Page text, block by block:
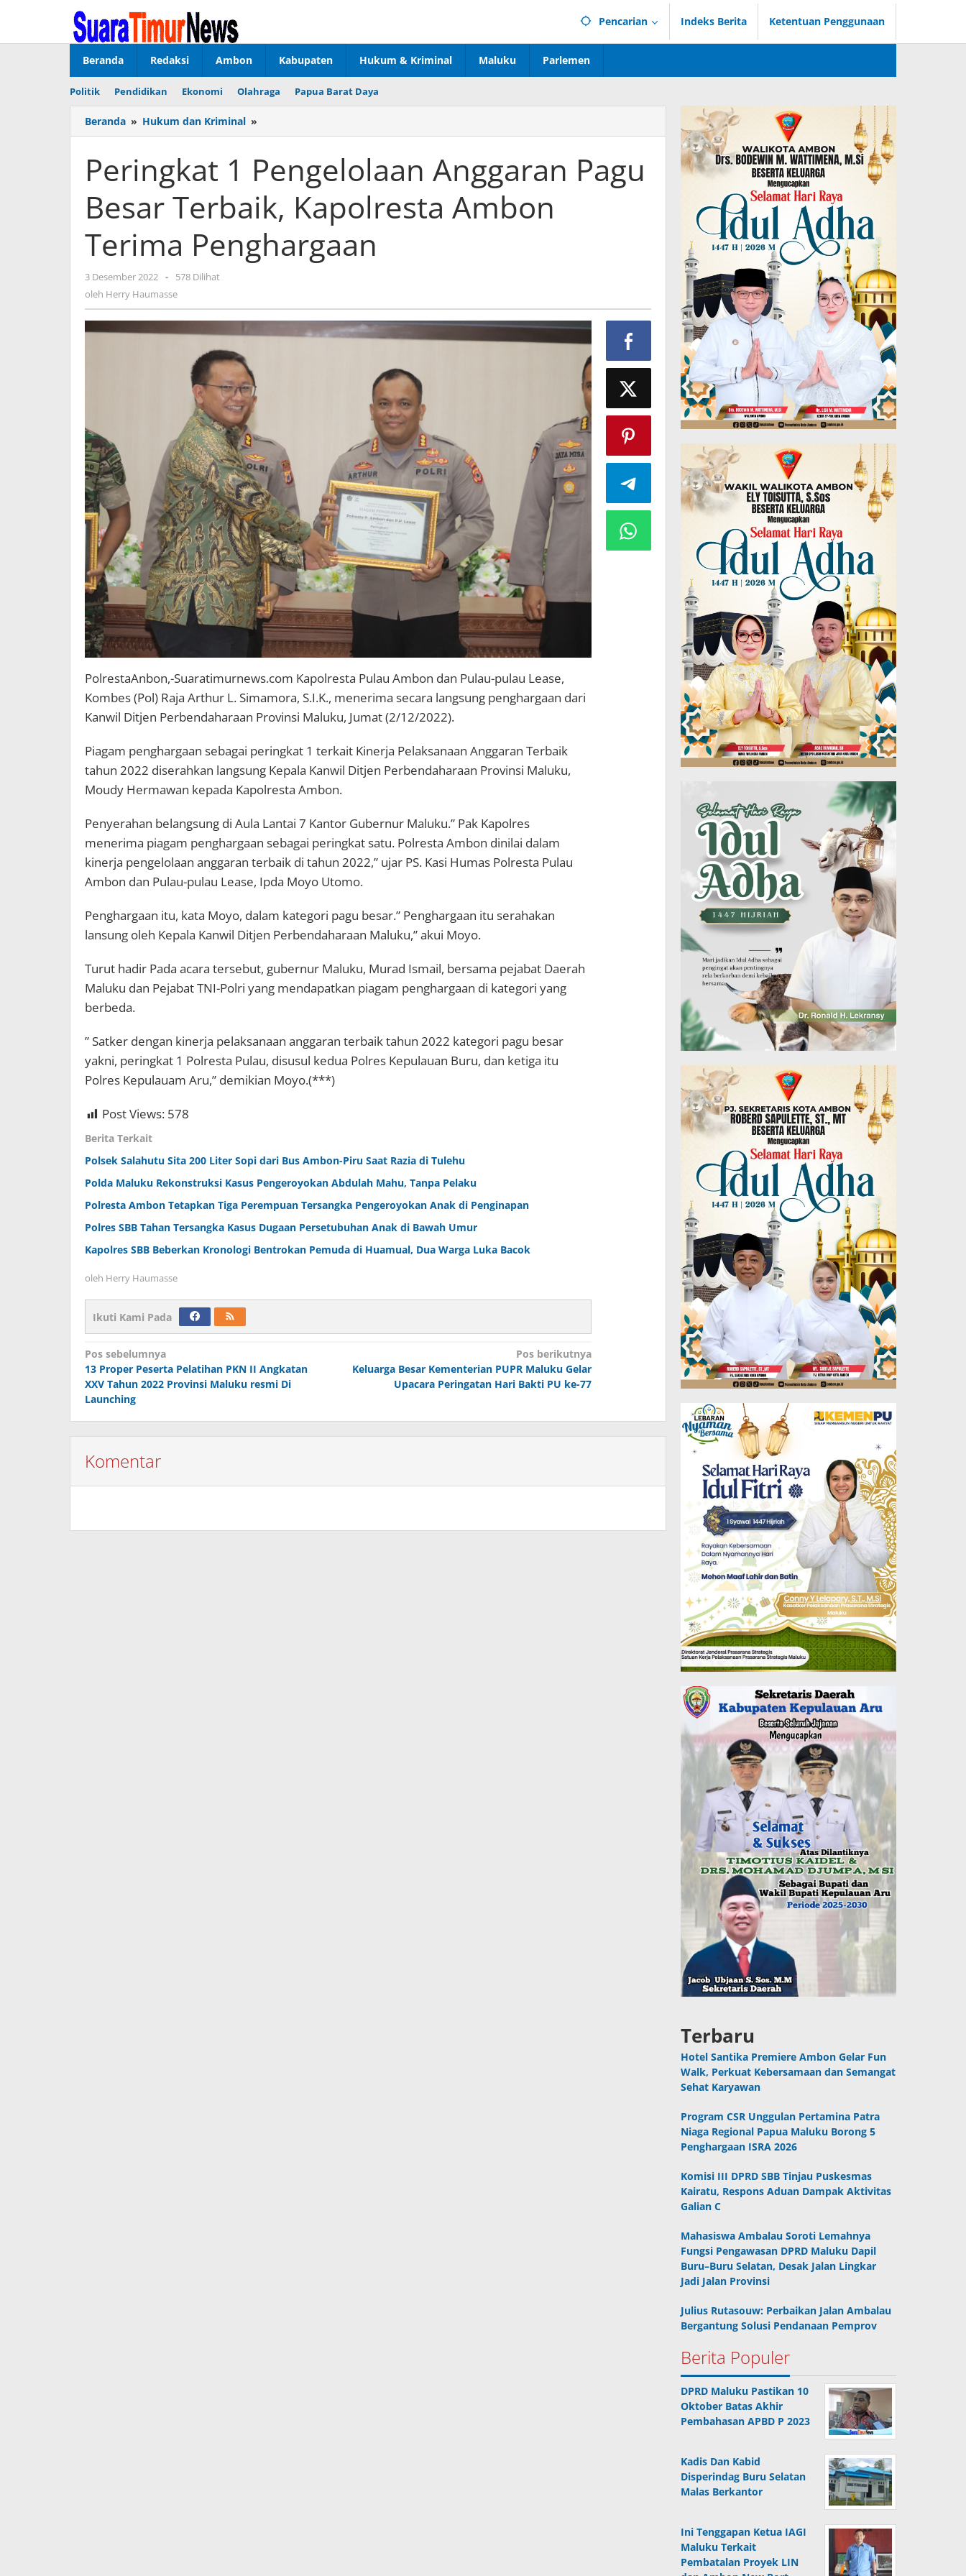
Pencarian Indeks Berita Ketentuan Penggunaan
Beranda Redaksi Ambon Kabupaten Hukum & Kriminal Maluku Parlemen
Politik Pendidikan Ekonomi Olahraga Papua Barat Daya
Beranda » Hukum dan Kriminal »
1
Anggaran
Pagu
Besar
Terbaik,
Kapolresta
Ambon
Terima
Peringkat 1 Pengelolaan Anggaran Pagu
Besar Terbaik, Kapolresta Ambon
Terima Penghargaan
3 Desember 2022 oleh
Herry
-
578 Dilihat
oleh Herry Haumasse
PolrestaAnbon,-Suaratimurnews.com Kapolresta Pulau Ambon dan Pulau-pulau Lease,
Kombes (Pol) Raja Arthur L. Simamora, S.I.K., menerima secara langsung penghargaan dari
Kanwil Ditjen Perbendaharaan Provinsi Maluku, Jumat (2/12/2022).
Piagam penghargaan sebagai peringkat 1 terkait Kinerja Pelaksanaan Anggaran Terbaik
tahun 2022 diserahkan langsung Kepala Kanwil Ditjen Perbendaharaan Provinsi Maluku,
Moudy Hermawan kepada Kapolresta Ambon.
Penyerahan belangsung di Aula Lantai 7 Kantor Gubernur Maluku.” Pak Kapolres
menerima piagam penghargaan sebagai peringkat satu. Polresta Ambon dinilai dalam
kinerja pengelolaan anggaran terbaik di tahun 2022,” ujar PS. Kasi Humas Polresta Pulau
Ambon dan Pulau-pulau Lease, Ipda Moyo Utomo.
Penghargaan itu, kata Moyo, dalam kategori pagu besar.” Penghargaan itu serahakan
lansung oleh Kepala Kanwil Ditjen Perbendaharaan Maluku,” akui Moyo.
Turut hadir Pada acara tersebut, gubernur Maluku, Murad Ismail, bersama pejabat Daerah
Maluku dan Pejabat TNI-Polri yang mendapatkan piagam penghargaan di kategori yang
berbeda.
” Satker dengan kinerja pelaksanaan anggaran terbaik tahun 2022 kategori pagu besar
yakni, peringkat 1 Polresta Pulau, disusul kedua Polres Kepulauan Buru, dan ketiga itu
Polres Kepulauam Aru,” demikian Moyo.(***)
Post Views: 578
Berita Terkait
Polsek Salahutu Sita 200 Liter Sopi dari Bus Ambon-Piru Saat Razia di Tulehu
Polda Maluku Rekonstruksi Kasus Pengeroyokan Abdulah Mahu, Tanpa Pelaku
Polresta Ambon Tetapkan Tiga Perempuan Tersangka Pengeroyokan Anak di Penginapan
Polres SBB Tahan Tersangka Kasus Dugaan Persetubuhan Anak di Bawah Umur
Kapolres SBB Beberkan Kronologi Bentrokan Pemuda di Huamual, Dua Warga Luka Bacok
oleh Herry Haumasse
Ikuti Kami Pada
Navigasi
pos
Pos sebelumnya
13 Proper Peserta Pelatihan PKN II Angkatan
XXV Tahun 2022 Provinsi Maluku resmi Di
Launching
Pos berikutnya
Keluarga Besar Kementerian PUPR Maluku Gelar
Upacara Peringatan Hari Bakti PU ke-77
Komentar
Terbaru
Hotel Santika Premiere Ambon Gelar Fun
Walk, Perkuat Kebersamaan dan Semangat
Sehat Karyawan
Program CSR Unggulan Pertamina Patra
Niaga Regional Papua Maluku Borong 5
Penghargaan ISRA 2026
Komisi III DPRD SBB Tinjau Puskesmas
Kairatu, Respons Aduan Dampak Aktivitas
Galian C
Mahasiswa Ambalau Soroti Lemahnya
Fungsi Pengawasan DPRD Maluku Dapil
Buru–Buru Selatan, Desak Jalan Lingkar
Jadi Jalan Provinsi
Julius Rutasouw: Perbaikan Jalan Ambalau
Bergantung Solusi Pendanaan Pemprov
Berita Populer
DPRD Maluku Pastikan 10
Oktober Batas Akhir
Pembahasan APBD P 2023
Kadis Dan Kabid
Disperindag Buru Selatan
Malas Berkantor
Ini Tenggapan Ketua IAGI
Maluku Terkait
Pembatalan Proyek LIN